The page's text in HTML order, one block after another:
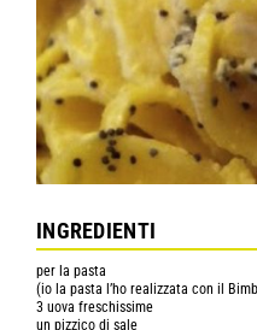
INGREDIENTI
per la pasta
(io la pasta l’ho realizzata con il
3 uova freschissime
un pizzico di sale